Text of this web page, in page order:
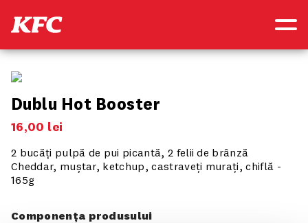
Dublu Hot Booster
16,00 lei
2 bucăți pulpă de pui picantă, 2 felii de brânză
Cheddar, muștar, ketchup, castraveți murați, chiflă -
165g
Componența produsului